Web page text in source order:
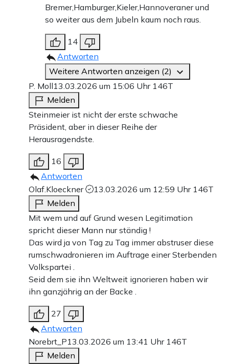
Bremer,Hamburger,Kieler,Hannoveraner und
so weiter aus dem Jubeln kaum noch raus.
14
Antworten
Weitere Antworten anzeigen (2)
P. Moll13.03.2026 um 15:06 Uhr 146T
Melden
Steinmeier ist nicht der erste schwache
Präsident, aber in dieser Reihe der
Herausragendste.
16
Antworten
Olaf.Kloeckner
13.03.2026 um 12:59 Uhr 146T
Melden
Mit wem und auf Grund wesen Legitimation
spricht dieser Mann nur ständig !
Das wird ja von Tag zu Tag immer abstruser diese
rumschwadronieren im Auftrage einer Sterbenden
Volkspartei .
Seid dem sie ihn Weltweit ignorieren haben wir
ihn ganzjährig an der Backe .
27
Antworten
Norebrt_P13.03.2026 um 13:41 Uhr 146T
Melden